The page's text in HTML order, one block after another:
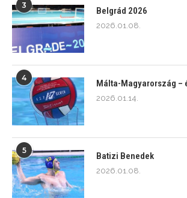
3
Belgrád 2026
2026.01.08.
4
Málta-Magyarország –
2026.01.14.
5
Batizi Benedek
2026.01.08.